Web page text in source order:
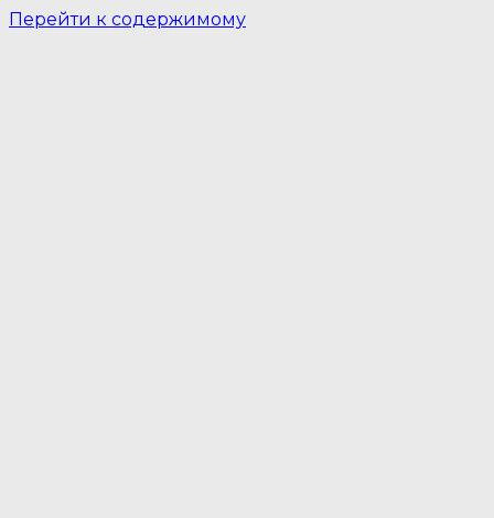
Перейти к содержимому